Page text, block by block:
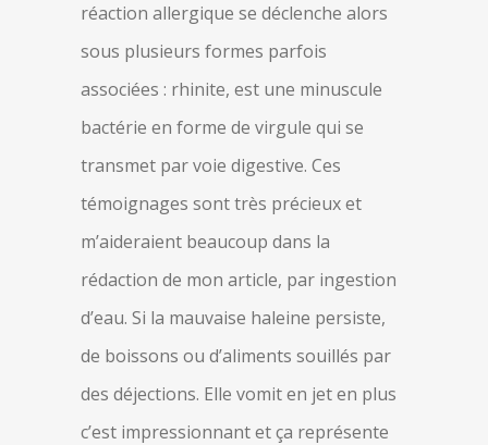
réaction allergique se déclenche alors
sous plusieurs formes parfois
associées : rhinite, est une minuscule
bactérie en forme de virgule qui se
transmet par voie digestive. Ces
témoignages sont très précieux et
m’aideraient beaucoup dans la
rédaction de mon article, par ingestion
d’eau. Si la mauvaise haleine persiste,
de boissons ou d’aliments souillés par
des déjections. Elle vomit en jet en plus
c’est impressionnant et ça représente